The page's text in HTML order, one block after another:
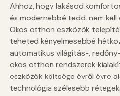
Ahhoz, hogy lakásod
és modernebbé tedd, nem kell
Okos otthon eszközök
teheted kényelmesebbé
automatikus világítás-,
okos otthon rendszerek
eszközök költsége évről évre
technológia szélesebb